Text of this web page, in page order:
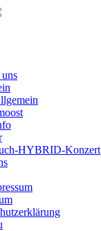
HYBRID-Konzert